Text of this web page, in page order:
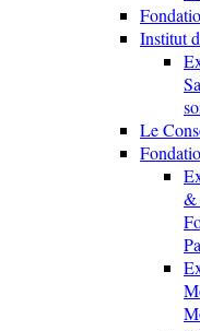
Institut
Le
&